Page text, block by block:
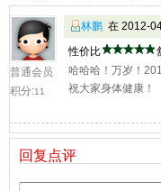
普通会员
积分:11
林鹏 在 2012-
性价比
哈哈哈！万岁！
祝大家身体健康！
回复点评